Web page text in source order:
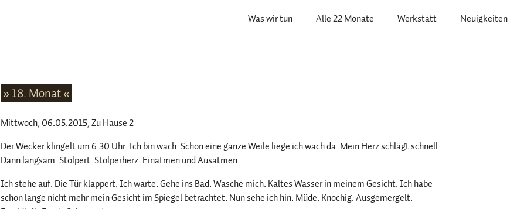
Was wir tun Alle 22 Monate Werkstatt Neuigkeiten
» 18. Monat «
Mittwoch, 06.05.2015, Zu Hause 2
Der Wecker klingelt um 6.30 Uhr. Ich bin wach. Schon eine ganze Weile liege ich wach da. Mein Herz schlägt schnell.
Dann langsam. Stolpert. Stolperherz. Einatmen und Ausatmen.
Ich stehe auf. Die Tür klappert. Ich warte. Gehe ins Bad. Wasche mich. Kaltes Wasser in meinem Gesicht. Ich habe
schon lange nicht mehr mein Gesicht im Spiegel betrachtet. Nun sehe ich hin. Müde. Knochig. Ausgemergelt.